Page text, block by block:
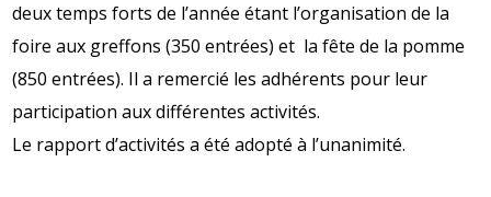
deux temps forts de l’année étant l’organisation de la
foire aux greffons (350 entrées) et la fête de la pomme
(850 entrées). Il a remercié les adhérents pour leur
participation aux différentes activités.
Le rapport d’activités a été adopté à l’unanimité.